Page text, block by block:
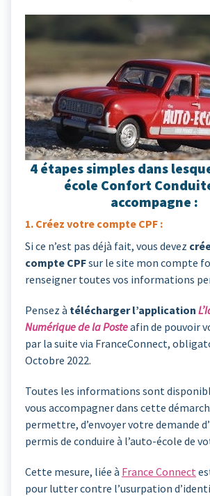
4 étapes simples dans
école Confort
accompagne :
1. Créez votre compte CPF :
Si ce n’est pas déjà fait, vous devez
compte CPFsur le site mon compte
renseigner toutes vos informations
Pensez à télécharger l’application
Numériquede la Posteafin de pouvoir
par la suite via FranceConnect,
Octobre 2022.
Toutes les informations sont
vous accompagner dans cette
permettre, d’envoyer votre demande
permis de conduire à l’auto-école de
Cette mesure, liée à France Connect
pour lutter contre l’usurpation